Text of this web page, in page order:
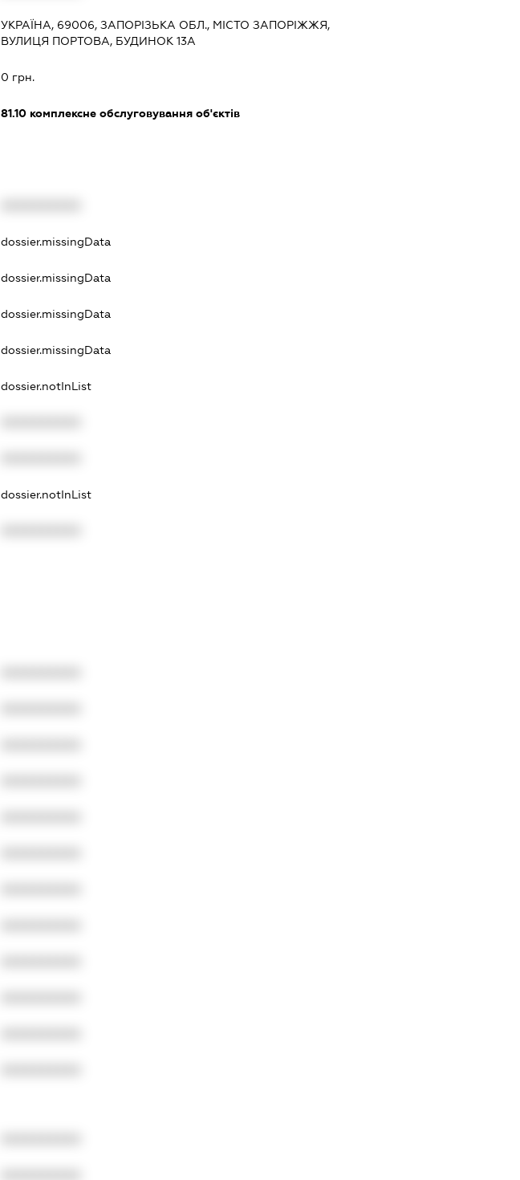
УКРАЇНА, 69006, ЗАПОРІЗЬКА ОБЛ., МІСТО ЗАПОРІЖЖЯ,
ВУЛИЦЯ ПОРТОВА, БУДИНОК 13А
0 грн.
81.10 комплексне обслуговування об'єктів
dossier.missingData
dossier.missingData
dossier.missingData
dossier.missingData
dossier.notInList
dossier.notInList